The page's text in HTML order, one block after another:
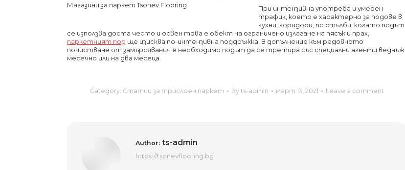
Магазини за паркет Tsonev Flooring
При интензивна употреба и умерен
трафик, което е характерно за подове в
кухни, коридори, по стълби, когато подът
се използва доста често и освен това е обект на ограничено излагане на пясък и прах,
паркетният под ще изисква по-интензивна поддръжка. В допълнение към редовното
почистване от замърсявания е необходимо подът да се третира със специални агенти веднъж
месечно или на два месеца.
Category: Статии за трислоен паркет By ts-admin март 13, 2021 Leave a comment
Author: ts-admin
https://tsonevflooring.bg